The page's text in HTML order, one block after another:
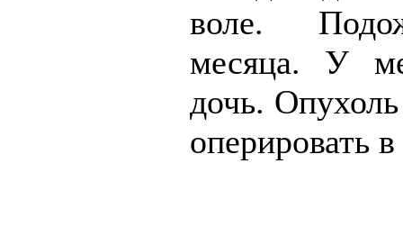
воле.
месяца. У
дочь.
оперировать